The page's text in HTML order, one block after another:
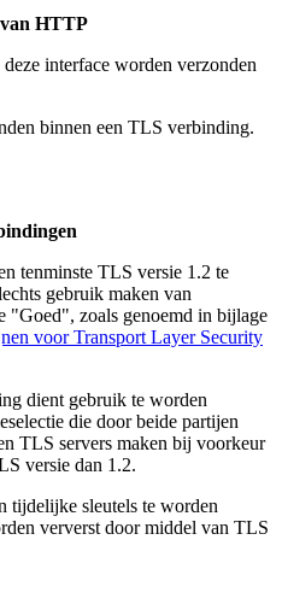
HTTP
interface worden verzonden
binnen een TLS verbinding.
tenminste TLS versie 1.2 te
gebruik maken van
"Goed", zoals genoemd in bijlage
voor Transport Layer Security
dient gebruik te worden
die door beide partijen
TLS servers maken bij voorkeur
versie dan 1.2.
tijdelijke sleutels te worden
ververst door middel van TLS